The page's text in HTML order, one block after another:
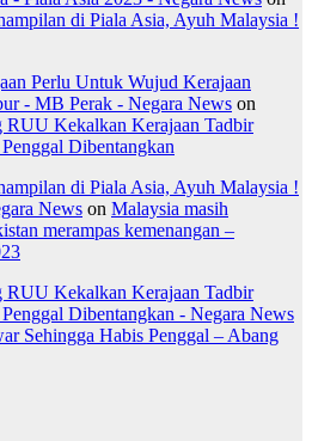
di Piala Asia, Ayuh Malaysia !
Perlu Untuk Wujud Kerajaan
- MB Perak - Negara News on
RUU Kekalkan Kerajaan Tadbir
Dibentangkan
di Piala Asia, Ayuh Malaysia !
News on Malaysia masih
merampas kemenangan –
RUU Kekalkan Kerajaan Tadbir
Dibentangkan - Negara News
Sehingga Habis Penggal – Abang